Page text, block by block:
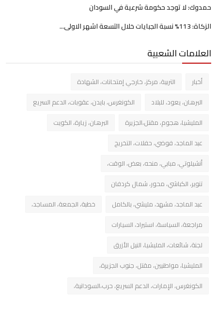
حمدوك: لا توجد حكومة شرعية في السودان
الزكاة: 113% نسبة الجبايات خلال التسعة اشهر الاولى...
العلامات الشعبية
أخبار
التربية، مركز، خارجي إمتحانات، الشهادة
البرهان، يعود، للبلاد
الكونغرس، بايدن، عقوبات، الدعم السريع
المليشيا، هجوم، مقتل،الجزيرة
البرهان، زيارة، الكويت
عبد الماجد، فوضي، حفلات، التخريج
أنشيلوتي، مبابي، منحه، بعض، الوقت،
تنوير، الكباشي، محور، شمال كردفان
عبد الماجد، مشهد، مليشي، بالكامل
خطبة، الجمعة، المساجد،
مراجعة، السياسة، استيراد، السيارات
لجنة، شائعات، المليشيا، النيل الأزرق
المليشيا، مواطنيين، مقتل، جنوب الجزيرة،
الكونغرس، الإمارات، الدعم السريع، حرب،السودانية،